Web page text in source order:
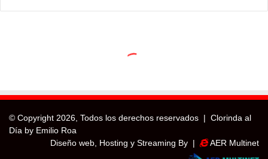
© Copyright 2026, Todos los derechos reservados | Clorinda al
Día by Emilio Roa
Diseño web, Hosting y Streaming By |
AER Multinet